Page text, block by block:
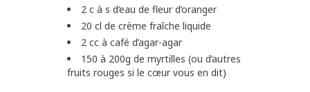
2 c à s d’eau de fleur d’oranger
20 cl de crème fraîche liquide
2 cc à café d’agar-agar
150 à 200g de myrtilles (ou d’autres
fruits rouges si le cœur vous en dit)